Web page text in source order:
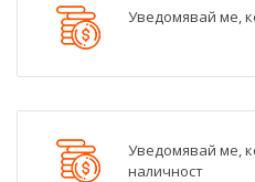
Уведомявай ме,
Уведомявай ме,
наличност